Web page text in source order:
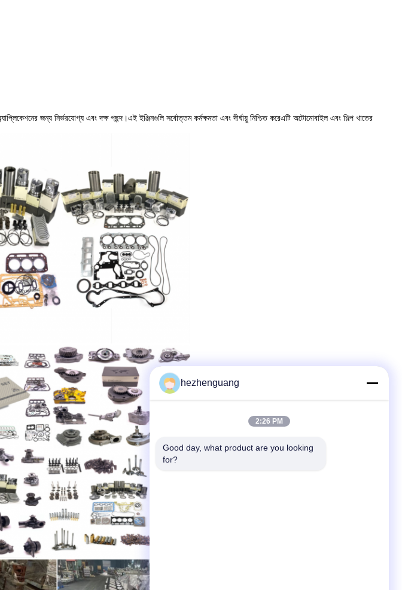
জন্য নির্ভরযোগ্য এবং দক্ষ পছন্দ।এই ইঞ্জিনগুলি সর্বোত্তম কর্মক্ষমতা এবং দীর্ঘায়ু নিশ্চিত করেএটি অটোমোবাইল এবং শিল্প খাতের
hezhenguang
2:26 PM
Good day, what product are you looking
for?